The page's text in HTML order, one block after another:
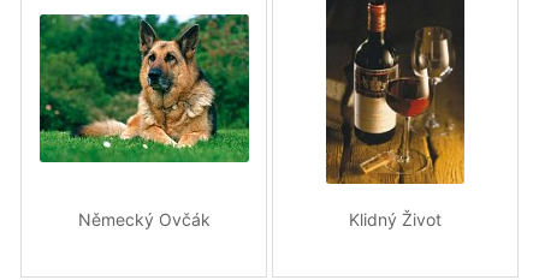
Německý Ovčák Klidný Život